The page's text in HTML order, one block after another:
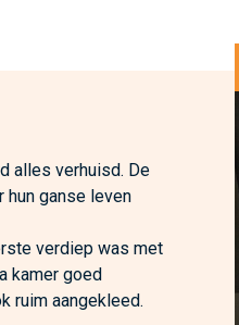
alles verhuisd. De
hun ganse leven
verdiep was met
kamer goed
ruim aangekleed.